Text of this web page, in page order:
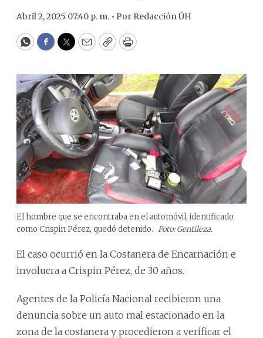
Abril 2, 2025 07:40 p. m. • Por Redacción ÚH
WhatsApp
Facebook
Twitter
EmailCopyPrint
El hombre que se encontraba en el automóvil, identificado
como Crispin Pérez, quedó detenido. Foto: Gentileza.
El caso ocurrió en la Costanera de Encarnación e
involucra a Crispin Pérez, de 30 años.
Agentes de la Policía Nacional recibieron una
denuncia sobre un auto mal estacionado en la
zona de la costanera y procedieron a verificar el